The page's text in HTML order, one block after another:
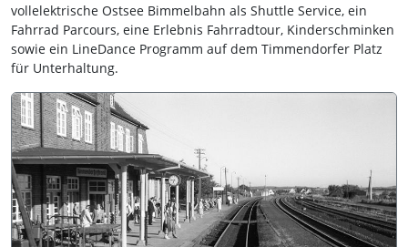
vollelektrische Ostsee Bimmelbahn als Shuttle Service, ein
Fahrrad Parcours, eine Erlebnis Fahrradtour, Kinderschminken
sowie ein LineDance Programm auf dem Timmendorfer Platz
für Unterhaltung.